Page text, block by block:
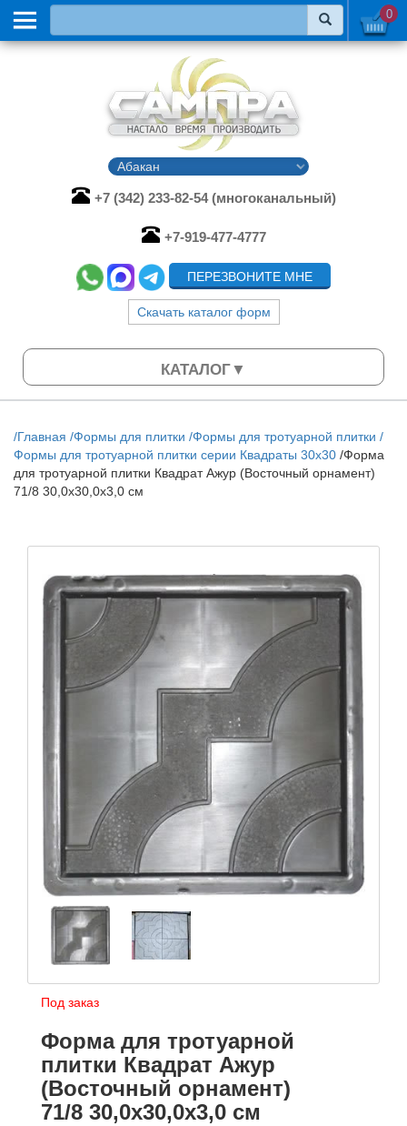
/Главная /Формы для плитки /Формы для тротуарной плитки /
Формы для тротуарной плитки серии Квадраты 30х30 /Форма
для тротуарной плитки Квадрат Ажур (Восточный орнамент)
71/8 30,0х30,0х3,0 см
Под заказ
Форма для тротуарной
плитки Квадрат Ажур
(Восточный орнамент)
71/8 30,0х30,0х3,0 см
+7 (342) 233-82-54 (многоканальный)
+7-919-477-4777
ПЕРЕЗВОНИТЕ МНЕ
Скачать каталог форм
0
КАТАЛОГ